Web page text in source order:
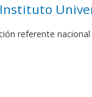
Instituto
referente